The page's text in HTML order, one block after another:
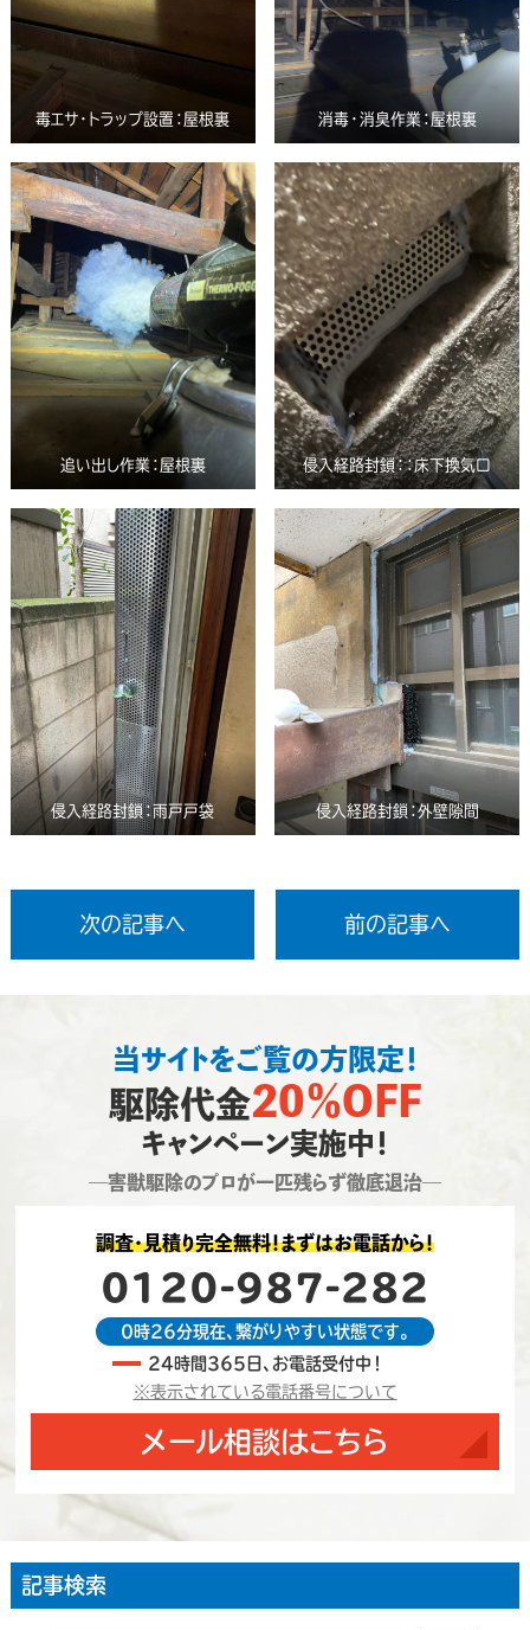
毒エサ・トラップ設置：屋根裏 消毒・消臭作業：屋根裏
追い出し作業：屋根裏 侵入経路封鎖：：床下換気口
侵入経路封鎖：雨戸戸袋 侵入経路封鎖：外壁隙間
次の記事へ 前の記事へ
当サイトをご覧の方限定！
駆除代金20％OFF
キャンペーン実施中！
―害獣駆除のプロが一匹残らず徹底退治―
調査・見積り完全無料！まずはお電話から！
0120-987-282
0時26分現在、繋がりやすい状態です。
24時間365日、お電話受付中！
※表示されている電話番号について
メール相談はこちら
記事検索